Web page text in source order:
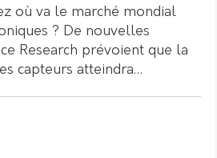
où va le marché mondial
? De nouvelles
Research prévoient que la
capteurs atteindra…